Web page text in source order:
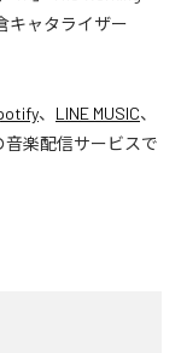
倉キャタライザー
、 LINE MUSIC、
音楽配信サービスで